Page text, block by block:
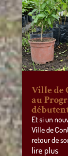
Ville de
au
Et si un
Ville de
retour de
lire plus